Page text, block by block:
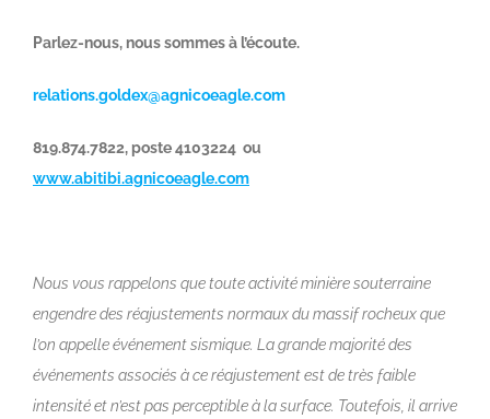
Parlez-nous, nous sommes à l’écoute.
relations.goldex@agnicoeagle.com
819.874.7822, poste 4103224 ou
www.abitibi.agnicoeagle.com
Nous vous rappelons que toute activité minière souterraine
engendre des réajustements normaux du massif rocheux que
l’on appelle événement sismique. La grande majorité des
événements associés à ce réajustement est de très faible
intensité et n’est pas perceptible à la surface. Toutefois, il arrive